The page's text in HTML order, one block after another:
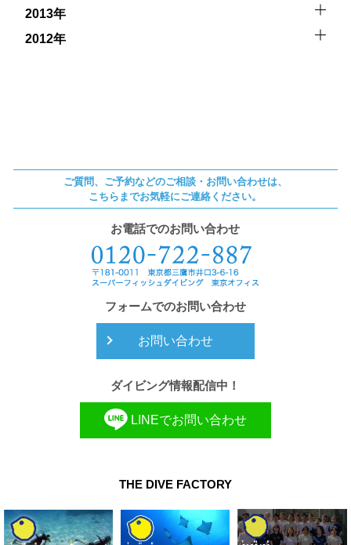
2013年
2012年
ご質問、ご予約などのご相談・お問い合わせは、
こちらまでお気軽にご連絡ください。
お電話でのお問い合わせ
フォームでのお問い合わせ
お問い合わせ
ダイビング情報配信中！
LINEでお問い合わせ
THE DIVE FACTORY